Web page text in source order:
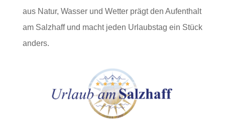
aus Natur, Wasser und Wetter prägt den Aufenthalt
am Salzhaff und macht jeden Urlaubstag ein Stück
anders.